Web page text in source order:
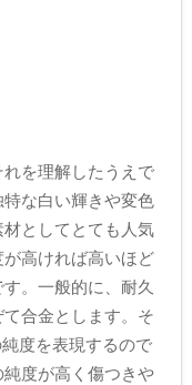
れを理解したうえで
な白い輝きや変色
としてとても人気
高ければ高いほど
。一般的に、耐久
合金とします。そ
度を表現するので
度が高く傷つきや